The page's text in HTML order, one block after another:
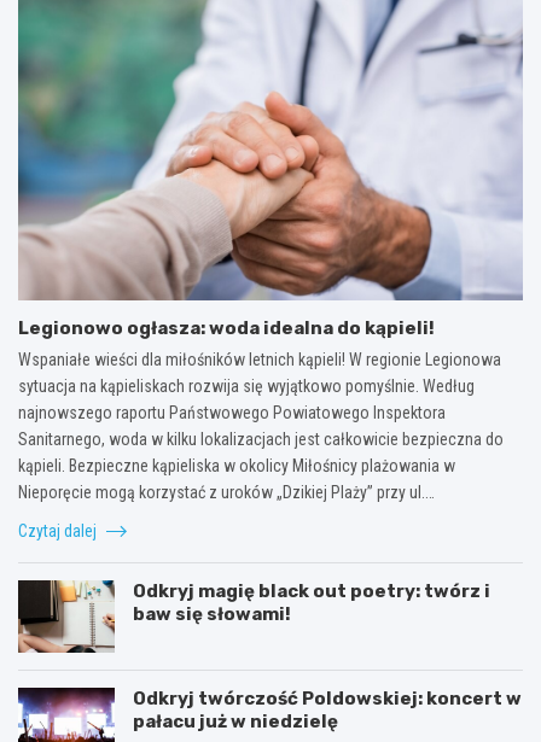
Legionowo ogłasza: woda idealna do kąpieli!
Wspaniałe wieści dla miłośników letnich kąpieli! W regionie Legionowa
sytuacja na kąpieliskach rozwija się wyjątkowo pomyślnie. Według
najnowszego raportu Państwowego Powiatowego Inspektora
Sanitarnego, woda w kilku lokalizacjach jest całkowicie bezpieczna do
kąpieli. Bezpieczne kąpieliska w okolicy Miłośnicy plażowania w
Nieporęcie mogą korzystać z uroków „Dzikiej Plaży” przy ul.…
Czytaj dalej
Odkryj magię black out poetry: twórz i
baw się słowami!
Odkryj twórczość Poldowskiej: koncert w
pałacu już w niedzielę